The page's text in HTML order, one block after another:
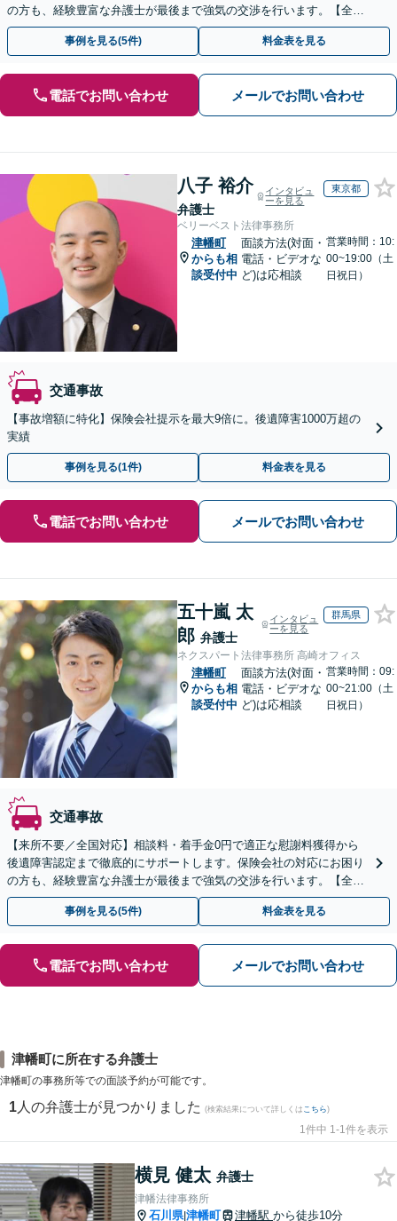
の方も、経験豊富な弁護士が最後まで強気の交渉を行います。【全国
13拠点】お気軽にご相談ください。
事例を見る(5件) 料金表を見る
電話でお問い合わせ メールでお問い合わせ
八子 裕介
弁護士
インタビュ
ーを見る
東京都
ベリーベスト法律事務所
津幡町
からも相
談受付中
面談方法(対面・
電話・ビデオな
ど)は応相談
営業時間：10:
00~19:00（土
日祝日）
交通事故
【事故増額に特化】保険会社提示を最大9倍に。後遺障害1000万超の
実績
事例を見る(1件) 料金表を見る
電話でお問い合わせ メールでお問い合わせ
五十嵐 太
郎 弁護士
インタビュ
ーを見る
群馬県
ネクスパート法律事務所 高崎オフィス
津幡町
からも相
談受付中
面談方法(対面・
電話・ビデオな
ど)は応相談
営業時間：09:
00~21:00（土
日祝日）
交通事故
【来所不要／全国対応】相談料・着手金0円で適正な慰謝料獲得から
後遺障害認定まで徹底的にサポートします。保険会社の対応にお困り
の方も、経験豊富な弁護士が最後まで強気の交渉を行います。【全国
13拠点】お気軽にご相談ください。
事例を見る(5件) 料金表を見る
電話でお問い合わせ メールでお問い合わせ
津幡町に所在する弁護士
津幡町の事務所等での面談予約が可能です。
1 人の弁護士が見つかりました (検索結果について詳しくは こちら)
1件中 1-1件を表示
横見 健太 弁護士
津幡法律事務所
石川県|津幡町 津幡駅 から徒歩10分